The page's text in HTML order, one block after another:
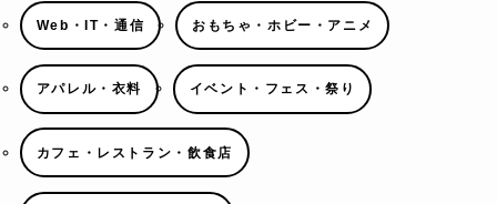
Web・IT・通信 おもちゃ・ホビー・アニメ
アパレル・衣料 イベント・フェス・祭り
カフェ・レストラン・飲食店